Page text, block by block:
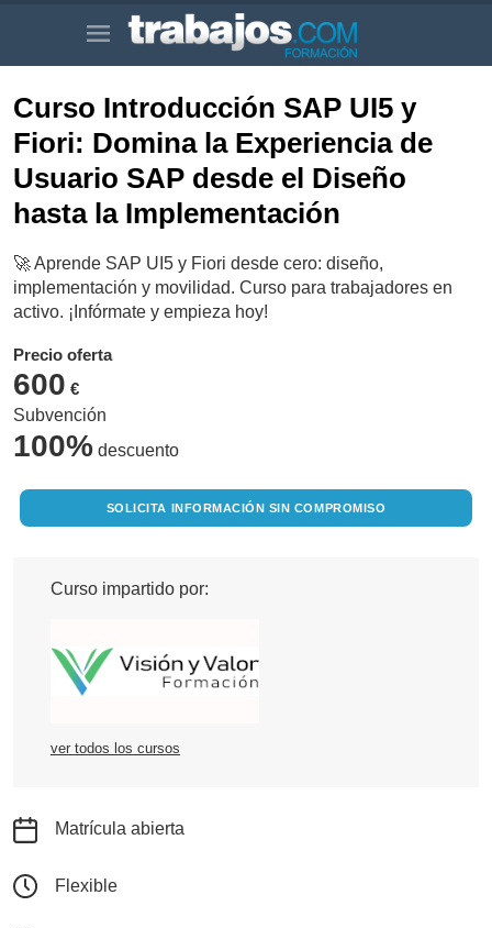
Curso Introducción SAP UI5 y
Fiori: Domina la Experiencia de
Usuario SAP desde el Diseño
hasta la Implementación
🚀 Aprende SAP UI5 y Fiori desde cero: diseño,
implementación y movilidad. Curso para trabajadores en
activo. ¡Infórmate y empieza hoy!
Precio oferta
600 €
Subvención
100% descuento
SOLICITA INFORMACIÓN SIN COMPROMISO
Curso impartido por:
ver todos los cursos
Matrícula abierta
Flexible